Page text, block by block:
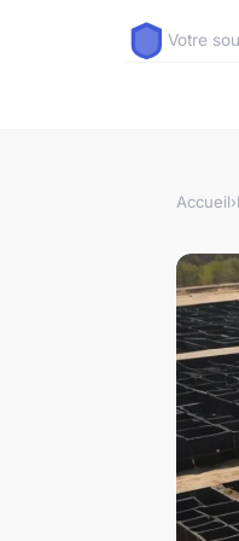
Votre
Accueil›